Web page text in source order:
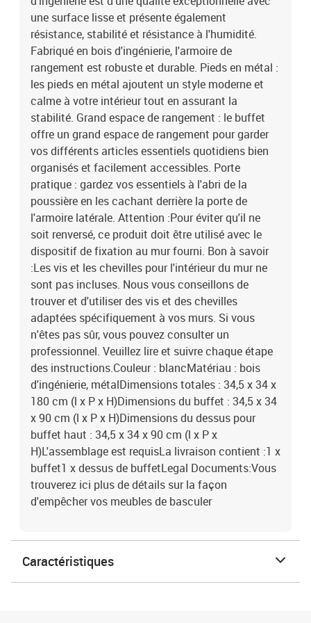
une surface lisse et présente également
résistance, stabilité et résistance à l'humidité.
Fabriqué en bois d'ingénierie, l'armoire de
rangement est robuste et durable. Pieds en métal :
les pieds en métal ajoutent un style moderne et
calme à votre intérieur tout en assurant la
stabilité. Grand espace de rangement : le buffet
offre un grand espace de rangement pour garder
vos différents articles essentiels quotidiens bien
organisés et facilement accessibles. Porte
pratique : gardez vos essentiels à l'abri de la
poussière en les cachant derrière la porte de
l'armoire latérale. Attention :Pour éviter qu'il ne
soit renversé, ce produit doit être utilisé avec le
dispositif de fixation au mur fourni. Bon à savoir
:Les vis et les chevilles pour l'intérieur du mur ne
sont pas incluses. Nous vous conseillons de
trouver et d'utiliser des vis et des chevilles
adaptées spécifiquement à vos murs. Si vous
n'êtes pas sûr, vous pouvez consulter un
professionnel. Veuillez lire et suivre chaque étape
des instructions.Couleur : blancMatériau : bois
d'ingénierie, métalDimensions totales : 34,5 x 34 x
180 cm (l x P x H)Dimensions du buffet : 34,5 x 34
x 90 cm (l x P x H)Dimensions du dessus pour
buffet haut : 34,5 x 34 x 90 cm (l x P x
H)L'assemblage est requisLa livraison contient :1 x
buffet1 x dessus de buffetLegal Documents:Vous
trouverez ici plus de détails sur la façon
d'empêcher vos meubles de basculer
Caractéristiques